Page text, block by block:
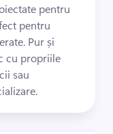
pentru
pentru
Pur și
cu propriile
sau